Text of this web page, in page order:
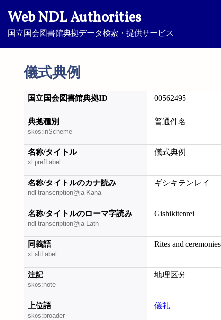
Web NDL Authorities
国立国会図書館典拠データ検索・提供サービス
儀式典例
国立国会図書館典拠ID 00562495
典拠種別
skos:inScheme
普通件名
名称/タイトル
xl:prefLabel
儀式典例
名称/タイトルのカナ読み
ndl:transcription@ja-Kana
ギシキテンレイ
名称/タイトルのローマ字読み
ndl:transcription@ja-Latn
Gishikitenrei
同義語
xl:altLabel
Rites and ceremonies
注記
skos:note
地理区分
上位語
skos:broader
儀礼